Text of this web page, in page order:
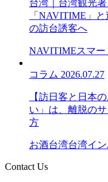
台湾｜台湾観光
「NAVITIME」
の訪台誘客へ
NAVITIMEスマ
コラム 2026.07.27
【訪日客と日本
い」は、離脱の
方
お酒台湾台湾イ
Contact Us